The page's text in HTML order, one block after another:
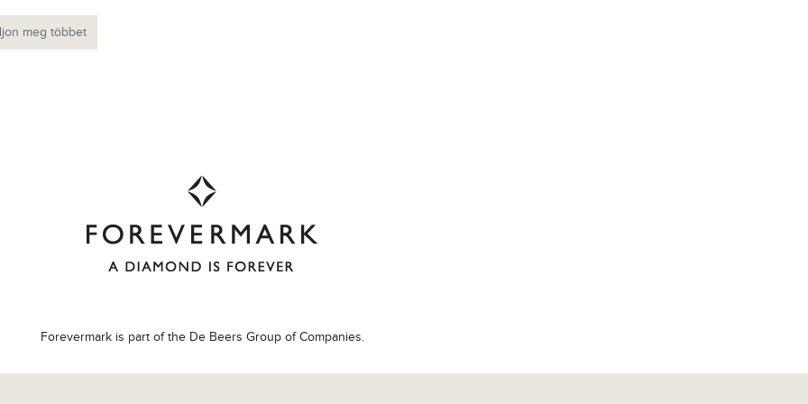
meg többet
Forevermark is part of the De Beers Group of Companies.